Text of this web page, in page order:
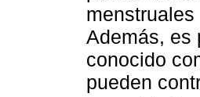
Además, es
conocido
pueden